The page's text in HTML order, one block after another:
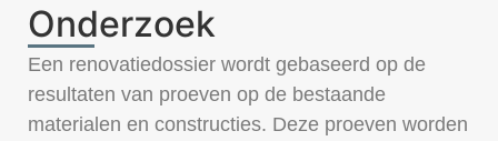
Onderzoek
Een renovatiedossier wordt gebaseerd op de
resultaten van proeven op de bestaande
materialen en constructies. Deze proeven worden